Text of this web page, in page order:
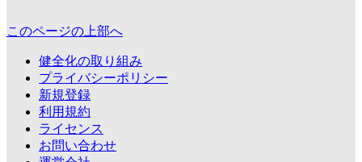
このページの上部へ
健全化の取り組み
プライバシーポリシー
新規登録
利用規約
ライセンス
お問い合わせ